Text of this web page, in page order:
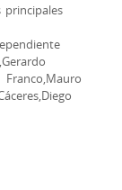
Franco,Mauro